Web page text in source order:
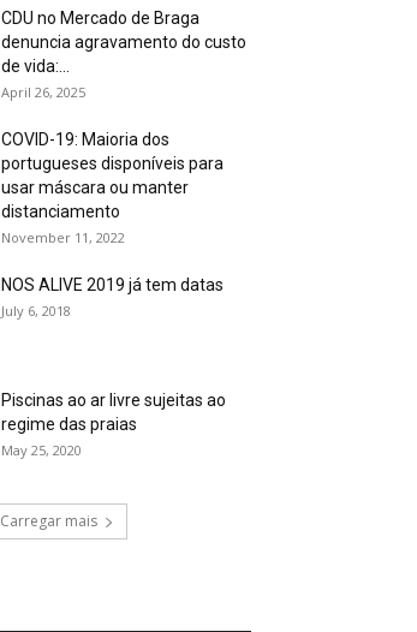
CDU no Mercado de Braga
denuncia agravamento do custo
de vida:...
April 26, 2025
COVID-19: Maioria dos
portugueses disponíveis para
usar máscara ou manter
distanciamento
November 11, 2022
NOS ALIVE 2019 já tem datas
July 6, 2018
Piscinas ao ar livre sujeitas ao
regime das praias
May 25, 2020
Carregar mais